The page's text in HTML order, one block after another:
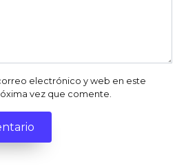
electrónico y web en este
vez que comente.